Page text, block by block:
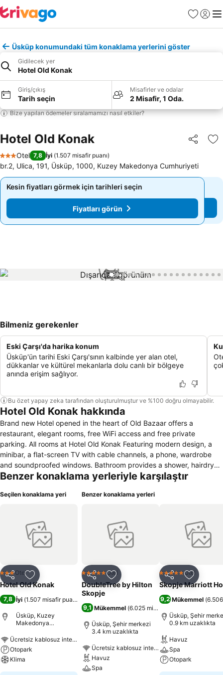
Favoriler
Giriş
Üsküp konumundaki tüm konaklama yerlerini göster
Gidilecek yer
Hotel Old Konak
Giriş/çıkış
Tarih seçin
Misafirler ve odalar
2 Misafir, 1 Oda.
Bize yapılan ödemeler sıralamamızı nasıl etkiler?
Hotel Old Konak Paylaş
3 Yıldız
Otel 7,8 İyi (1.507 misafir puanı)
br.2, Ulica, 191, Üsküp, 1000, Kuzey Makedonya Cumhuriyeti
Kesin fiyatları görmek için tarihleri seçin
Fiyatları görün
Kesin fiyatları görmek için tarihleri seçin
Fiyatları görün
1 / 31
Bilmeniz gerekenler
Eski Çarşı'da harika konum
Üsküp'ün tarihi Eski Çarşı'sının kalbinde yer alan otel,
dükkanlar ve kültürel mekanlarla dolu canlı bir bölgeye
anında erişim sağlıyor.
Bu özet yapay zeka tarafından oluşturulmuştur ve %100 doğru olmayabilir.
Hotel Old Konak hakkında
Brand new Hotel opened in the heart of Old Bazaar offers a
restaurant, elegant rooms, free WiFi access and free private
parking. All rooms at Hotel Old Konak Featuring modern design, a
minibar, a flat-screen TV with cable channels, a phone, wardrobe
and soundproofed windows. Bathroom provides a shower, hairdryer,
slippers and free toiletries. Guests of the Hotel Old Konak can use
from the hotel, sightsee the Kale Fortress 600 m away or walk to the
located 20 km away. An airport shuttle can be arranged for at
surcharge. This is our guests' favorite part of Skopje, according to
independent reviews. We speak your language!
Benzer konaklama yerleriyle karşılaştır
Seçilen konaklama yeri
Paylaş Favorilerime ekle
3 YıldızOtel
Hotel Old Konak
7,8 İyi (1.507 misafir puanı
Üsküp, Kuzey
Makedonya
Ücretsiz kablosuz internet
Otopark
Klima
Benzer konaklama yerleri
Paylaş Favorilerime ekle
5 Yıldız Otel
DoubleTree by Hilton
Skopje
9,1 Mükemmel (6.025 misafir puanı
Üsküp, Şehir merkezi
3.4 km uzaklıkta
Ücretsiz kablosuz internet
Havuz
Spa
Paylaş
5 Yıldız Otel
Skopje Marriott
9,2 Mükemmel (
Üsküp, Şehir
0.9 km uzaklıkta
Havuz
Spa
Otopark